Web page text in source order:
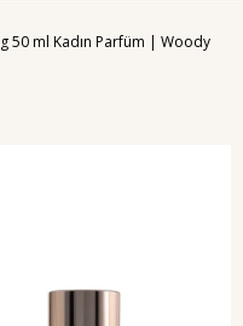
50 ml Kadın Parfüm | Woody